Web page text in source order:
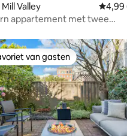
van 4,9 op 5, 209
Valley
4,99
appartement met twee
van gasten
van gasten